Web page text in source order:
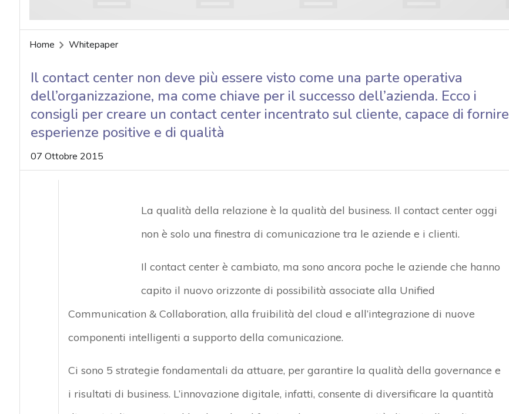
Home Whitepaper
Il contact center non deve più essere visto come una parte operativa
dell’organizzazione, ma come chiave per il successo dell’azienda. Ecco i
consigli per creare un contact center incentrato sul cliente, capace di fornire
esperienze positive e di qualità
07 Ottobre 2015
La qualità della relazione è la qualità del business. Il contact center oggi
non è solo una finestra di comunicazione tra le aziende e i clienti.
Il contact center è cambiato, ma sono ancora poche le aziende che hanno
capito il nuovo orizzonte di possibilità associate alla Unified
Communication & Collaboration, alla fruibilità del cloud e all’integrazione di nuove
componenti intelligenti a supporto della comunicazione.
Ci sono 5 strategie fondamentali da attuare, per garantire la qualità della governance e
i risultati di business. L’innovazione digitale, infatti, consente di diversificare la quantità